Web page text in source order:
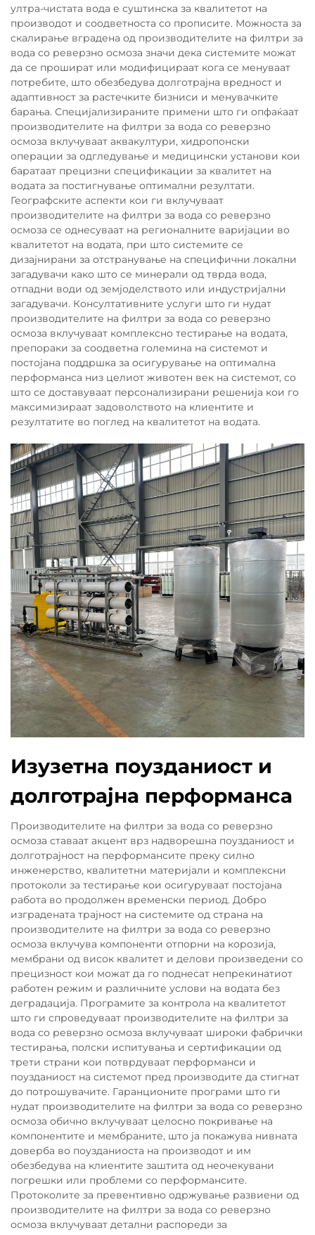
ултра-чистата вода е суштинска за квалитетот на
производот и соодветноста со прописите. Можноста за
скалирање вградена од производителите на филтри за
вода со реверзно осмоза значи дека системите можат
да се прошират или модифицираат кога се менуваат
потребите, што обезбедува долготрајна вредност и
адаптивност за растечките бизниси и менувачките
барања. Специјализираните примени што ги опфаќаат
производителите на филтри за вода со реверзно
осмоза вклучуваат аквакултури, хидропонски
операции за одгледување и медицински установи кои
баратаат прецизни спецификации за квалитет на
водата за постигнување оптимални резултати.
Географските аспекти кои ги вклучуваат
производителите на филтри за вода со реверзно
осмоза се однесуваат на регионалните варијации во
квалитетот на водата, при што системите се
дизајнирани за отстранување на специфични локални
загадувачи како што се минерали од тврда вода,
отпадни води од земјоделството или индустријални
загадувачи. Консултативните услуги што ги нудат
производителите на филтри за вода со реверзно
осмоза вклучуваат комплексно тестирање на водата,
препораки за соодветна големина на системот и
постојана поддршка за осигурување на оптимална
перформанса низ целиот животен век на системот, со
што се доставуваат персонализирани решенија кои го
максимизираат задоволството на клиентите и
резултатите во поглед на квалитетот на водата.
Изузетна поузданиост и
долготрајна перформанса
Производителите на филтри за вода со реверзно
осмоза ставаат акцент врз надворешна поузданиост и
долготрајност на перформансите преку силно
инженерство, квалитетни материјали и комплексни
протоколи за тестирање кои осигуруваат постојана
работа во продолжен временски период. Добро
изградената трајност на системите од страна на
производителите на филтри за вода со реверзно
осмоза вклучува компоненти отпорни на корозија,
мембрани од висок квалитет и делови произведени со
прецизност кои можат да го поднесат непрекинатиот
работен режим и различните услови на водата без
деградација. Програмите за контрола на квалитетот
што ги спроведуваат производителите на филтри за
вода со реверзно осмоза вклучуваат широки фабрички
тестирања, полски испитувања и сертификации од
трети страни кои потврдуваат перформанси и
поузданиост на системот пред производите да стигнат
до потрошувачите. Гаранционите програми што ги
нудат производителите на филтри за вода со реверзно
осмоза обично вклучуваат целосно покривање на
компонентите и мембраните, што ја покажува нивната
доверба во поузданиоста на производот и им
обезбедува на клиентите заштита од неочекувани
погрешки или проблеми со перформансите.
Протоколите за превентивно одржување развиени од
производителите на филтри за вода со реверзно
осмоза вклучуваат детални распореди за